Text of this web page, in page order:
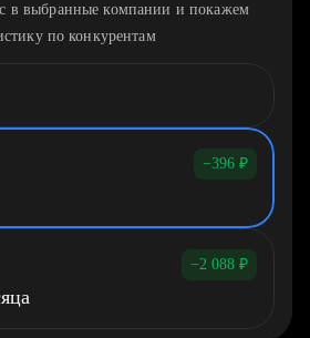
в выбранные компании и покажем
по конкурентам
−396 ₽
−2 088 ₽